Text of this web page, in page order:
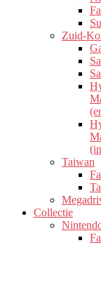
Zuid-
Taiwan
Collectie